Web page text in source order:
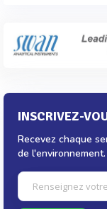
INSCRIVEZ-
Recevez chaque
de l'environnement.